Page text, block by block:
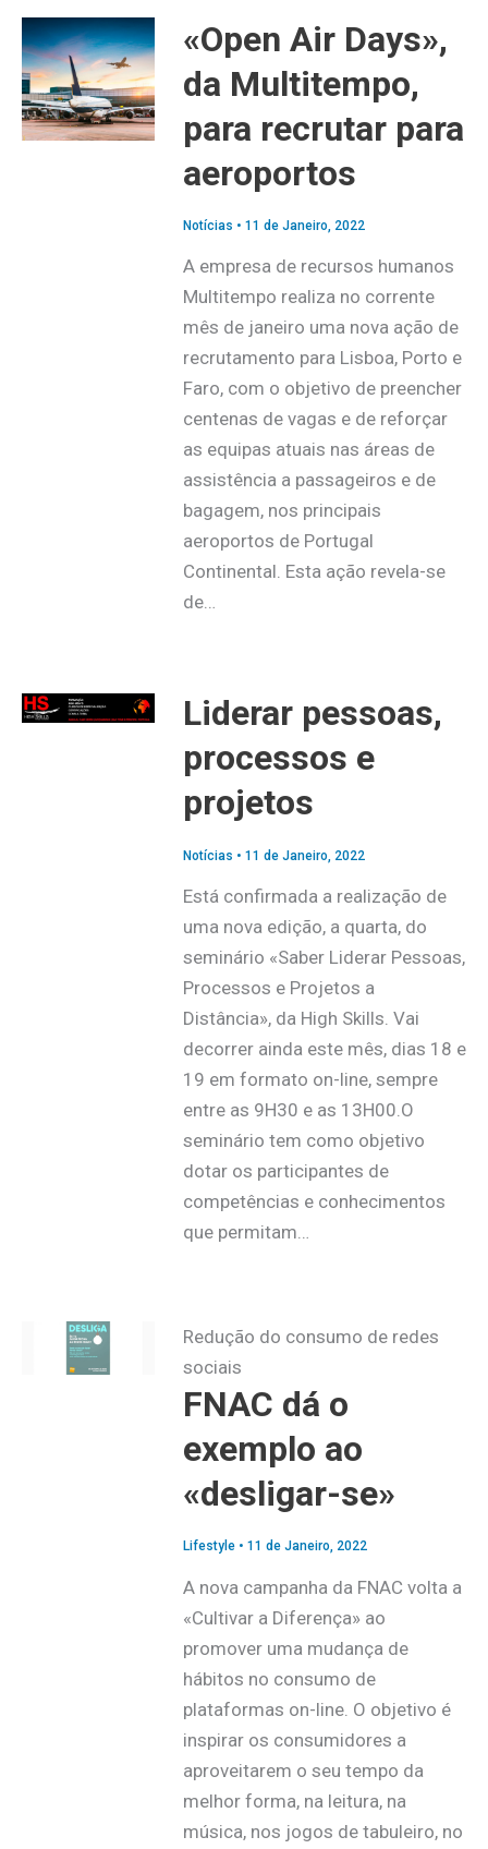
«Open Air Days»,
da Multitempo,
para recrutar para
aeroportos
Notícias • 11 de Janeiro, 2022
A empresa de recursos humanos
Multitempo realiza no corrente
mês de janeiro uma nova ação de
recrutamento para Lisboa, Porto e
Faro, com o objetivo de preencher
centenas de vagas e de reforçar
as equipas atuais nas áreas de
assistência a passageiros e de
bagagem, nos principais
aeroportos de Portugal
Continental. Esta ação revela-se
de…
Liderar pessoas,
processos e
projetos
Notícias • 11 de Janeiro, 2022
Está confirmada a realização de
uma nova edição, a quarta, do
seminário «Saber Liderar Pessoas,
Processos e Projetos a
Distância», da High Skills. Vai
decorrer ainda este mês, dias 18 e
19 em formato on-line, sempre
entre as 9H30 e as 13H00.O
seminário tem como objetivo
dotar os participantes de
competências e conhecimentos
que permitam…
Redução do consumo de redes
sociais
FNAC dá o
exemplo ao
«desligar-se»
Lifestyle• 11 de Janeiro, 2022
A nova campanha da FNAC volta a
«Cultivar a Diferença» ao
promover uma mudança de
hábitos no consumo de
plataformas on-line. O objetivo é
inspirar os consumidores a
aproveitarem o seu tempo da
melhor forma, na leitura, na
música, nos jogos de tabuleiro, no